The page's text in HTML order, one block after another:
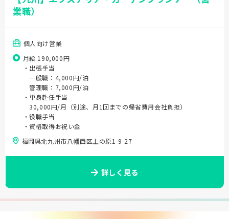
業職）
個人向け営業
月給 190,000円
・出張手当
一般職：4,000円/泊
管理職：7,000円/泊
・単身赴任手当
30,000円/月（別途、月1回までの帰省費用会社負担）
・役職手当
・資格取得お祝い金
福岡県北九州市八幡西区上の原1-9-27
詳しく見る